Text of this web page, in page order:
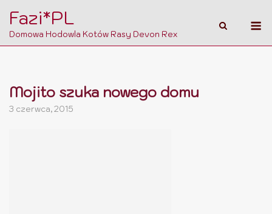
content
Fazi*PL
Domowa Hodowla Kotów Rasy Devon Rex
Mojito szuka nowego domu
3 czerwca, 2015